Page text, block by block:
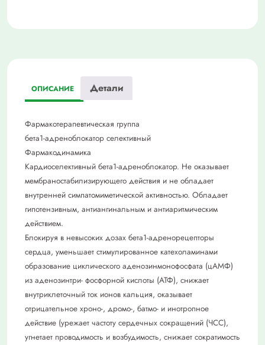
ОПИСАНИЕ Детали
Фармакотерапевтическая группа
бета1-адреноблокатор селективный
Фармакодинамика
Кардиоселективный бета1-адреноблокатор. Не оказывает
мембраностабилизирующего действия и не обладает
внутренней симпатомиметической активностью. Обладает
гипотензивным, антиангинальным и антиаритмическим
действием.
Блокируя в невысоких дозах бета1-адренорецепторы
сердца, уменьшает стимулированное катехоламинами
образование циклического аденозинмонофосфата (цАМФ)
из аденозинтри- фосфорной кислоты (АТФ), снижает
внутриклеточный ток ионов кальция, оказывает
отрицательное хроно-, дромо-, батмо- и инотропное
действие (урежает частоту сердечных сокращений (ЧСС),
угнетает проводимость и возбудимость, снижает сократимость